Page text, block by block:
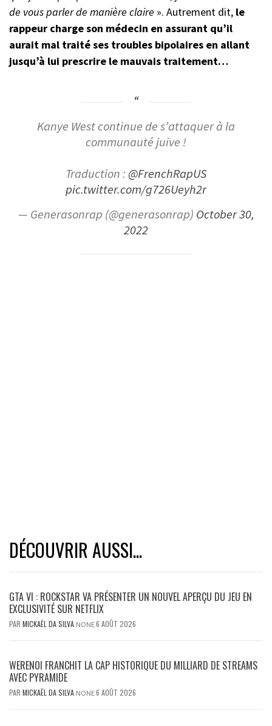
de vous parler de manière claire ». Autrement dit, le
rappeur charge son médecin en assurant qu’il
aurait mal traité ses troubles bipolaires en allant
jusqu’à lui prescrire le mauvais traitement…
Kanye West continue de s’attaquer à la
communauté juive !
Traduction : @FrenchRapUS
pic.twitter.com/g726Ueyh2r
— Generasonrap (@generasonrap) October 30,
2022
DÉCOUVRIR AUSSI...
GTA VI : ROCKSTAR VA PRÉSENTER UN NOUVEL APERÇU DU JEU EN
EXCLUSIVITÉ SUR NETFLIX
PAR MICKAËL DA SILVA NONE6 AOÛT 2026
WERENOI FRANCHIT LA CAP HISTORIQUE DU MILLIARD DE STREAMS
AVEC PYRAMIDE
PAR MICKAËL DA SILVA NONE6 AOÛT 2026